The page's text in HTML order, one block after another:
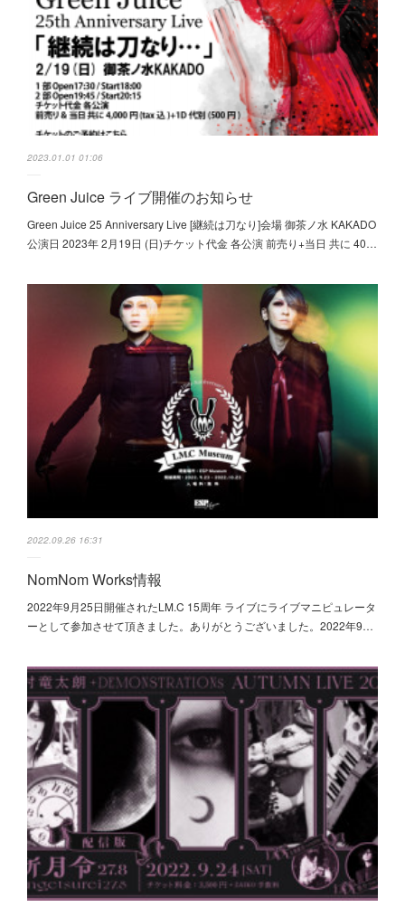
2023.01.01 01:06
Green Juice ライブ開催のお知らせ
Green Juice 25 Anniversary Live [継続は刀なり]会場 御茶ノ水 KAKADO
公演日 2023年 2月19日 (日)チケット代金 各公演 前売り+当日 共に 40…
2022.09.26 16:31
NomNom Works情報
2022年9月25日開催されたLM.C 15周年 ライブにライブマニピュレータ
ーとして参加させて頂きました。ありがとうございました。2022年9…